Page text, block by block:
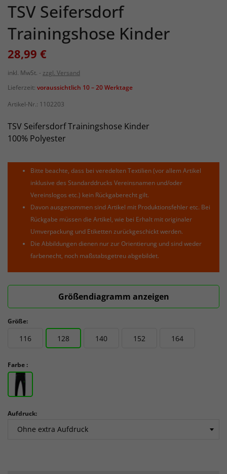
TSV Seifersdorf
Trainingshose Kinder
28,99 €
inkl. MwSt.
zzgl. Versand
Lieferzeit: voraussichtlich 10 – 20 Werktage
Artikel-Nr.: 1102203
TSV Seifersdorf Trainingshose Kinder
100% Polyester
Bitte beachte, dass bei veredelten Textilien (vor allem Artikel
inklusive des Standarddrucks Vereinsnamen und/oder
Vereinslogos etc.) kein Rückgaberecht gilt.
Davon ausgenommen sind Artikel mit Produktionsfehler etc. Bei
Rückgabe müssen die Artikel, wie bei Erhalt mit originaler
Umverpackung und Etiketten zurückgeschickt werden.
Die Abbildungen dienen nur zur Orientierung und sind weder
farbenecht, noch maßstabsgetreu abgebildet.
Größendiagramm anzeigen
Größe:
116 128 140 152 164
Farbe :
Aufdruck: